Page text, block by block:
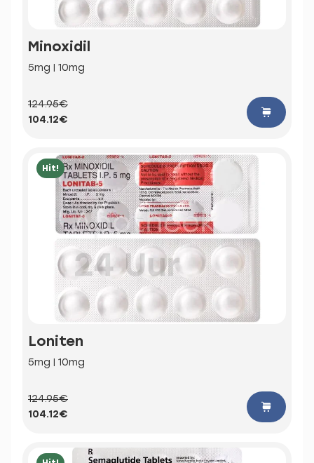
Minoxidil
5mg | 10mg
124.95€
104.12€
Hit!
Loniten
5mg | 10mg
124.95€
104.12€